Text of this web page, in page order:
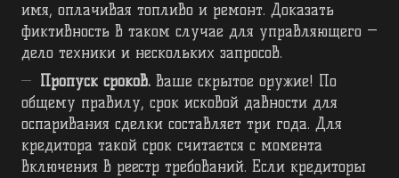
имя, оплачивая топливо и ремонт. Доказать
фиктивность в таком случае для управляющего —
дело техники и нескольких запросов.
Пропуск сроков. Ваше скрытое оружие! По
общему правилу, срок исковой давности для
оспаривания сделки составляет три года. Для
кредитора такой срок считается с момента
включения в реестр требований. Если кредиторы